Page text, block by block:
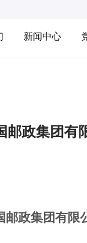
新闻中心
邮政集团有
邮政集团有限